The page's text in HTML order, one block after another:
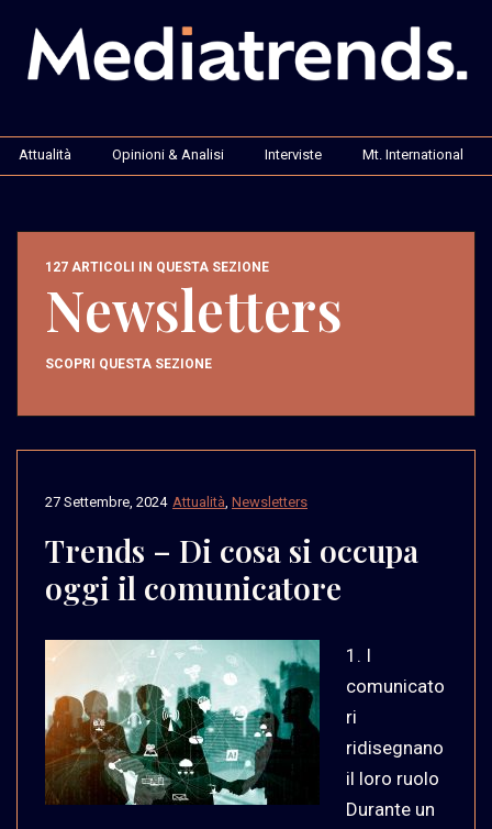
Attualità Opinioni & Analisi Interviste Mt. International
127 ARTICOLI IN QUESTA SEZIONE
Newsletters
SCOPRI QUESTA SEZIONE
Attualità Newsletters
27 Settembre, 2024
Trends – Di cosa si occupa
oggi il comunicatore
1. I
comunicato
ri
ridisegnano
il loro ruolo
Durante un